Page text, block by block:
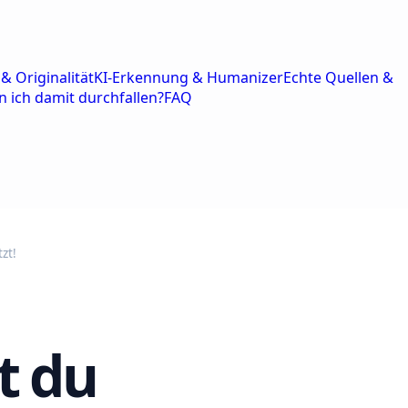
OriginalitätKI-Erkennung & HumanizerEchte Quellen &
ich damit durchfallen?FAQ
du